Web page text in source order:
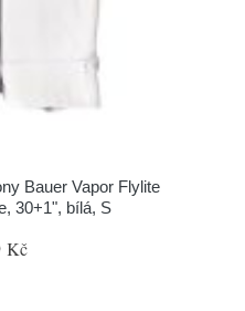
Bauer Vapor Flylite
30+1", bílá, S
Kč